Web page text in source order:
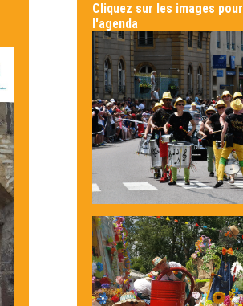
Cliquez sur les images
l'agenda